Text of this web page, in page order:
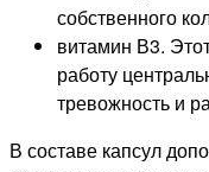
собственного
витамин В3.
работу
тревожность и
В составе капсул